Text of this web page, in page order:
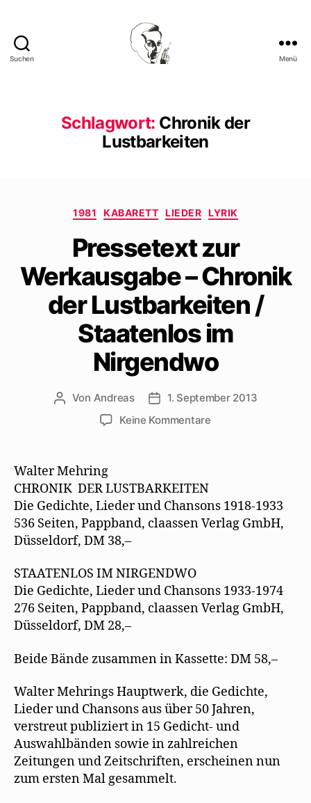
Suchen Menü
Schlagwort: Chronik der
Lustbarkeiten
Kategorien
1981 KABARETT LIEDER LYRIK
Pressetext zur
Werkausgabe – Chronik
der Lustbarkeiten /
Staatenlos im
Nirgendwo
Beitragsautor
Von Andreas Beitragsdatum
1. September 2013
Keine Kommentarezu
der
Lustbarkeiten
Nirgendwo
Walter Mehring
CHRONIK DER LUSTBARKEITEN
Die Gedichte, Lieder und Chansons 1918-1933
536 Seiten, Pappband, claassen Verlag GmbH,
Düsseldorf, DM 38,–
STAATENLOS IM NIRGENDWO
Die Gedichte, Lieder und Chansons 1933-1974
276 Seiten, Pappband, claassen Verlag GmbH,
Düsseldorf, DM 28,–
Beide Bände zusammen in Kassette: DM 58,–
Walter Mehrings Hauptwerk, die Gedichte,
Lieder und Chansons aus über 50 Jahren,
verstreut publiziert in 15 Gedicht- und
Auswahlbänden sowie in zahlreichen
Zeitungen und Zeitschriften, erscheinen nun
zum ersten Mal gesammelt.